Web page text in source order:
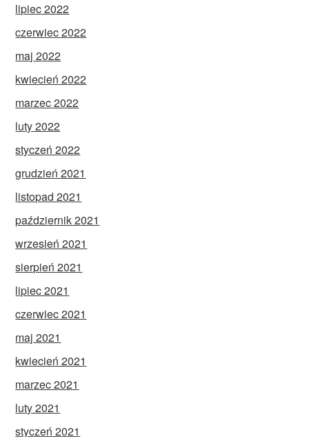
lipiec 2022
czerwiec 2022
maj 2022
kwiecień 2022
marzec 2022
luty 2022
styczeń 2022
grudzień 2021
listopad 2021
październik 2021
wrzesień 2021
sierpień 2021
lipiec 2021
czerwiec 2021
maj 2021
kwiecień 2021
marzec 2021
luty 2021
styczeń 2021